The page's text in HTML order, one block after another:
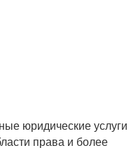
юридические услуги
права и более